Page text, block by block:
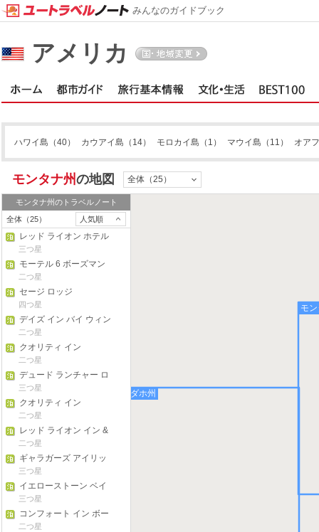
アメリカ
ハワイ島 （40） カウアイ島 （14） モロカイ島 （1） マウイ島 （11） オア
モンタナ州の地図 全体（25）
モンタナ州 のトラベルノート
全体（25）
人気順
レッド ライオン ホテル
ビリングス
三つ星
モーテル 6 ボーズマン
二つ星
セージ ロッジ
四つ星
デイズ イン バイ ウィン
ダム ビリングス
二つ星
クオリティ イン
二つ星
デュード ランチャー ロ
ッジ
三つ星
クオリティ イン
二つ星
レッド ライオン イン &
スイーツ グレンダイブ
二つ星
ギャラガーズ アイリッ
シュ ローズ
三つ星
イエローストーン ベイ
ズン イン
三つ星
コンフォート イン ボー
ズマン
二つ星
アイダホ州
モ
みんなのガイドブック